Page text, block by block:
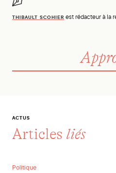
THIBAULT SCOHIER est rédacteur à la
ACTUS
Articles liés
En débat. Pour un tourisme
Politique